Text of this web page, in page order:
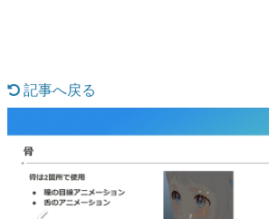
カテゴリ
マンガ
女性向け
記事へ戻る